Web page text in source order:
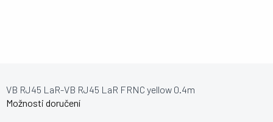
Možnosti doručení
VB RJ45 LaR-VB RJ45 LaR FRNC yellow 0.4m